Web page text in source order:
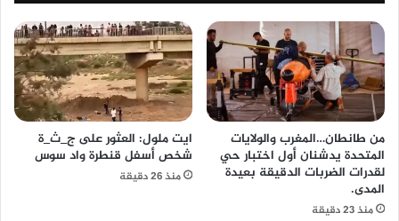
من طانطان…المغرب والولايات
المتحدة يدشنان أول اختبار حي
لقدرات الضربات الدقيقة بعيدة
المدى.
منذ 23 دقيقة
ايت ملول: العثور على ج_ث_ة
شخص أسفل قنطرة واد سوس
منذ 26 دقيقة